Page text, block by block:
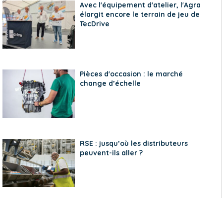
Avec l'équipement d'atelier, l'Agra
élargit encore le terrain de jeu de
TecDrive
Pièces d'occasion : le marché
change d’échelle
RSE : jusqu’où les distributeurs
peuvent-ils aller ?